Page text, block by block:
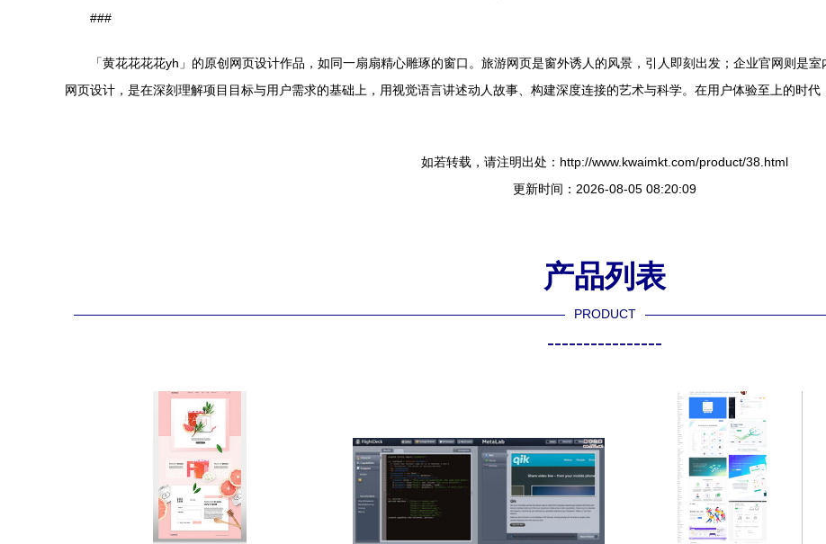
###
「黄花花花花yh」的原创网页设计作品，如同一扇扇精心雕琢的窗口。旅游网页是窗外诱人的风景，引人即刻出发；企业官网则是
网页设计，是在深刻理解项目目标与用户需求的基础上，用视觉语言讲述动人故事、构建深度连接的艺术与科学。在用户体验至上的时代
如若转载，请注明出处：http://www.kwaimkt.com/product/38.html
更新时间：2026-08-05 08:20:09
产品列表
PRODUCT
----------------